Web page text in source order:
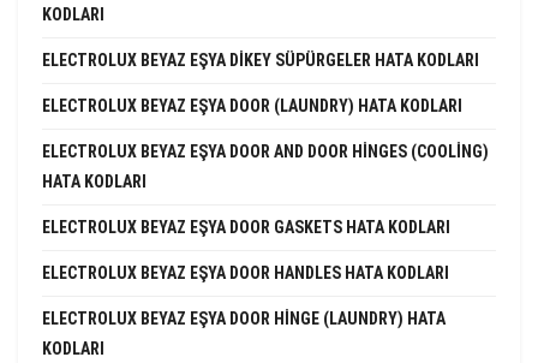
KODLARI
ELECTROLUX BEYAZ EŞYA DIKEY SÜPÜRGELER HATA KODLARI
ELECTROLUX BEYAZ EŞYA DOOR (LAUNDRY) HATA KODLARI
ELECTROLUX BEYAZ EŞYA DOOR AND DOOR HINGES (COOLING)
HATA KODLARI
ELECTROLUX BEYAZ EŞYA DOOR GASKETS HATA KODLARI
ELECTROLUX BEYAZ EŞYA DOOR HANDLES HATA KODLARI
ELECTROLUX BEYAZ EŞYA DOOR HINGE (LAUNDRY) HATA
KODLARI